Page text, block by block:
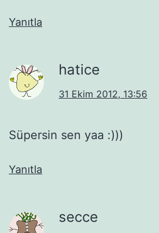
Yanıtla
hatice
31 Ekim 2012, 13:56
Süpersin sen yaa :)))
Yanıtla
secce